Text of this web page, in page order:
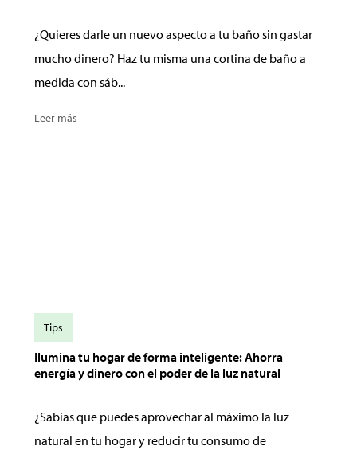
¿Quieres darle un nuevo aspecto a tu baño sin gastar
mucho dinero? Haz tu misma una cortina de baño a
medida con sáb...
Leer más
Ilumina tu hogar de forma inteligente: Ahorra
energía y dinero con el poder de la luz natural
¿Sabías que puedes aprovechar al máximo la luz
natural en tu hogar y reducir tu consumo de
Tips